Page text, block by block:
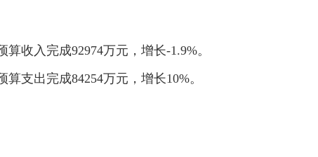
收入完成92974万元，增长-1.9%。
支出完成84254万元，增长10%。